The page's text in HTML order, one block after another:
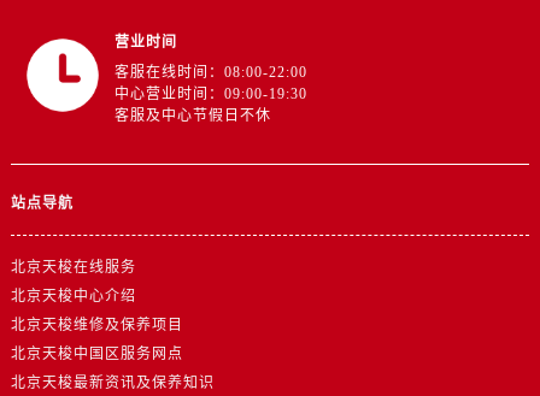
营业时间
客服在线时间：08:00-22:00
中心营业时间：09:00-19:30
客服及中心节假日不休
站点导航
北京天梭在线服务
北京天梭中心介绍
北京天梭维修及保养项目
北京天梭中国区服务网点
北京天梭最新资讯及保养知识